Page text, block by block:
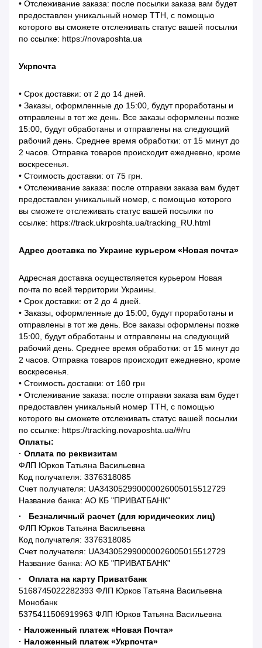
• Отслеживание заказа: после посылки заказа вам будет
предоставлен уникальный номер ТТН, с помощью
которого вы сможете отслеживать статус вашей посылки
по ссылке: https://novaposhta.ua
Укрпочта
• Срок доставки: от 2 до 14 дней.
• Заказы, оформленные до 15:00, будут проработаны и
отправлены в тот же день. Все заказы оформлены позже
15:00, будут обработаны и отправлены на следующий
рабочий день. Среднее время обработки: от 15 минут до
2 часов. Отправка товаров происходит ежедневно, кроме
воскресенья.
• Стоимость доставки: от 75 грн.
• Отслеживание заказа: после отправки заказа вам будет
предоставлен уникальный номер, с помощью которого
вы сможете отслеживать статус вашей посылки по
ссылке: https://track.ukrposhta.ua/tracking_RU.html
Адрес доставка по Украине курьером «Новая почта»
Адресная доставка осуществляется курьером Новая
почта по всей территории Украины.
• Срок доставки: от 2 до 4 дней.
• Заказы, оформленные до 15:00, будут проработаны и
отправлены в тот же день. Все заказы оформлены позже
15:00, будут обработаны и отправлены на следующий
рабочий день. Среднее время обработки: от 15 минут до
2 часов. Отправка товаров происходит ежедневно, кроме
воскресенья.
• Стоимость доставки: от 160 грн
• Отслеживание заказа: после отправки заказа вам будет
предоставлен уникальный номер ТТН, с помощью
которого вы сможете отслеживать статус вашей посылки
по ссылке: https://tracking.novaposhta.ua/#/ru
Оплаты:
· Оплата по реквизитам
ФЛП Юрков Татьяна Васильевна
Код получателя: 3376318085
Счет получателя: UA343052990000026005015512729
Название банка: АО КБ "ПРИВАТБАНК"
· Безналичный расчет (для юридических лиц)
ФЛП Юрков Татьяна Васильевна
Код получателя: 3376318085
Счет получателя: UA343052990000026005015512729
Название банка: АО КБ "ПРИВАТБАНК"
· Оплата на карту Приватбанк
5168745022282393 ФЛП Юрков Татьяна Васильевна
Монобанк
5375411506919963 ФЛП Юрков Татьяна Васильевна
· Наложенный платеж «Новая Почта»
· Наложенный платеж «Укрпочта»